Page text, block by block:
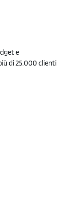
e
di 25.000 clienti